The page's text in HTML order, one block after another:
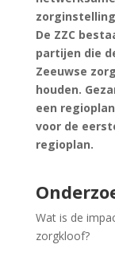
De ZZC
partijen die
Zeeuwse
houden.
een
voor de
regioplan.
Wat is de
zorgkloof?